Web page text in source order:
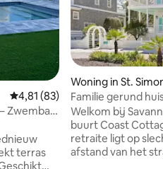
Gemiddelde beoordeling van
4,81 (83)
Zwembad
terras
Woning in St.
Familie gerund
Welkom bij
buurt Coast
retraite ligt op
afstand van het